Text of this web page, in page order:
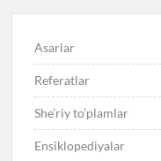
Asarlar
Referatlar
She’riy to’plamlar
Ensiklopediyalar